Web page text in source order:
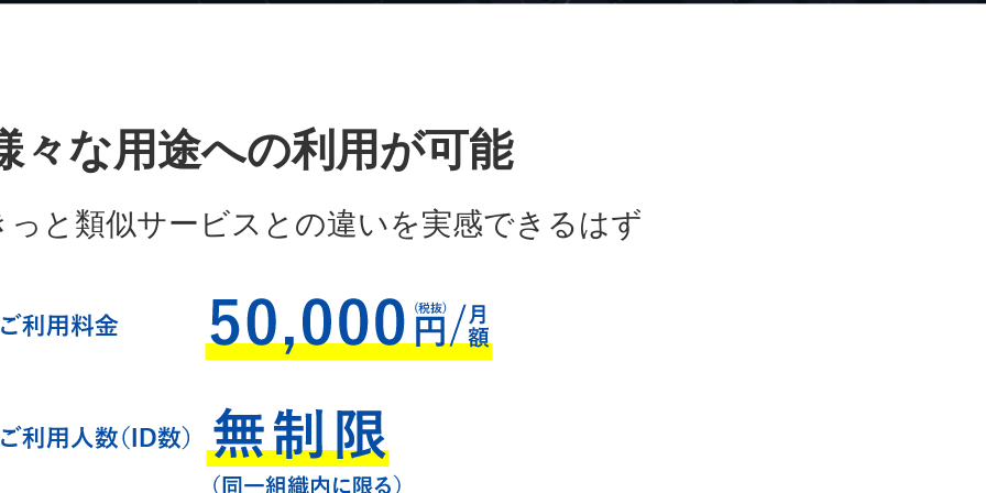
々な用途への利用が可能
と類似サービスとの違いを実感できるはず